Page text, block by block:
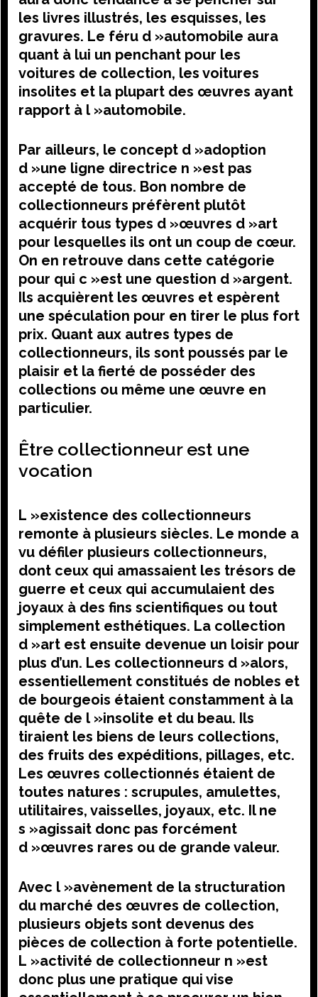
les livres illustrés, les esquisses, les
gravures. Le féru d »automobile aura
quant à lui un penchant pour les
voitures de collection, les voitures
insolites et la plupart des œuvres ayant
rapport à l »automobile.
Par ailleurs, le concept d »adoption
d »une ligne directrice n »est pas
accepté de tous. Bon nombre de
collectionneurs préfèrent plutôt
acquérir tous types d »œuvres d »art
pour lesquelles ils ont un coup de cœur.
On en retrouve dans cette catégorie
pour qui c »est une question d »argent.
Ils acquièrent les œuvres et espèrent
une spéculation pour en tirer le plus fort
prix. Quant aux autres types de
collectionneurs, ils sont poussés par le
plaisir et la fierté de posséder des
collections ou même une œuvre en
particulier.
Être collectionneur est une
vocation
L »existence des collectionneurs
remonte à plusieurs siècles. Le monde a
vu défiler plusieurs collectionneurs,
dont ceux qui amassaient les trésors de
guerre et ceux qui accumulaient des
joyaux à des fins scientifiques ou tout
simplement esthétiques. La collection
d »art est ensuite devenue un loisir pour
plus d’un. Les collectionneurs d »alors,
essentiellement constitués de nobles et
de bourgeois étaient constamment à la
quête de l »insolite et du beau. Ils
tiraient les biens de leurs collections,
des fruits des expéditions, pillages, etc.
Les œuvres collectionnés étaient de
toutes natures : scrupules, amulettes,
utilitaires, vaisselles, joyaux, etc. Il ne
s »agissait donc pas forcément
d »œuvres rares ou de grande valeur.
Avec l »avènement de la structuration
du marché des œuvres de collection,
plusieurs objets sont devenus des
pièces de collection à forte potentielle.
L »activité de collectionneur n »est
donc plus une pratique qui vise